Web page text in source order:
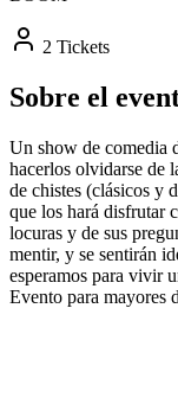
2 Tickets
Sobre el
Un show de comedia
hacerlos olvidarse de
de chistes (clásicos y
que los hará disfrutar
locuras y de sus
mentir, y se sentirán
esperamos para vivir
Evento para mayores